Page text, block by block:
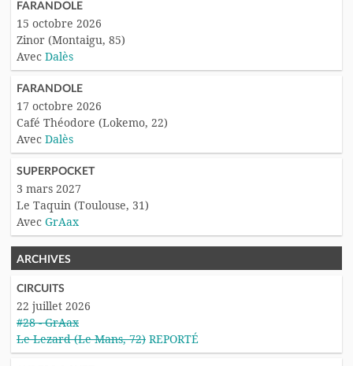
FARANDOLE
15 octobre 2026
Zinor (Montaigu, 85)
Avec Dalès
FARANDOLE
17 octobre 2026
Café Théodore (Lokemo, 22)
Avec Dalès
SUPERPOCKET
3 mars 2027
Le Taquin (Toulouse, 31)
Avec GrAax
ARCHIVES
CIRCUITS
22 juillet 2026
#28 - GrAax
Le Lezard (Le Mans, 72) REPORTÉ